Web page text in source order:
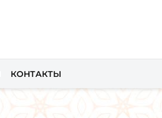
КОНТАКТЫ